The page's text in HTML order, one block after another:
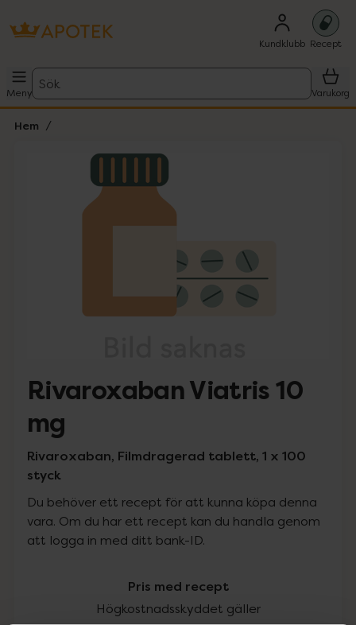
Kundklubb Recept
Meny
Sök
Varukorg
Hem
Lista: . Innehåller 1 objekt.
Rivaroxaban Viatris 10
mg
Rivaroxaban, Filmdragerad tablett, 1 x 100
styck
Du behöver ett recept för att kunna köpa denna
vara. Om du har ett recept kan du handla genom
att logga in med ditt bank-ID.
Pris med recept
Högkostnadsskyddet gäller